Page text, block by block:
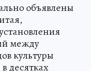
объявлены
между
культуры
десятках